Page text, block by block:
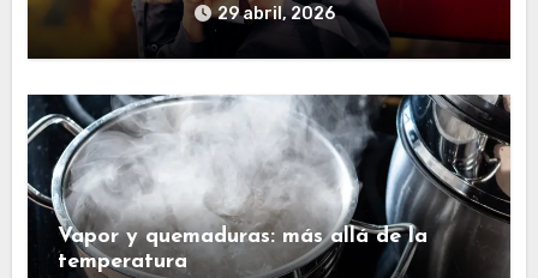
29 abril, 2026
Vapor y quemaduras: más allá de la
temperatura